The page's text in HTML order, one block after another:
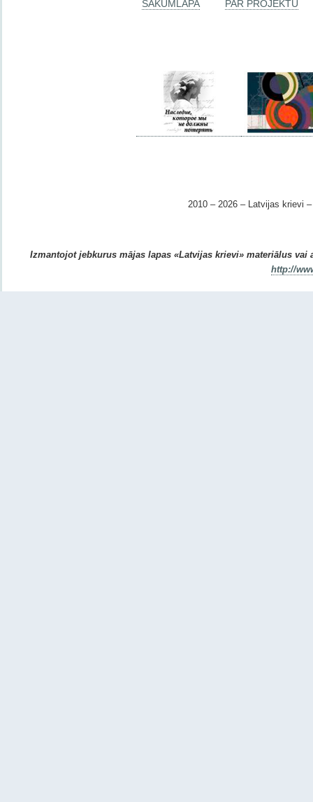
SĀKUMLAPA PAR PROJEKTU
2010 – 2026 – Latvijas krievi –
Izmantojot jebkurus mājas lapas «Latvijas krievi» materiālus
http://